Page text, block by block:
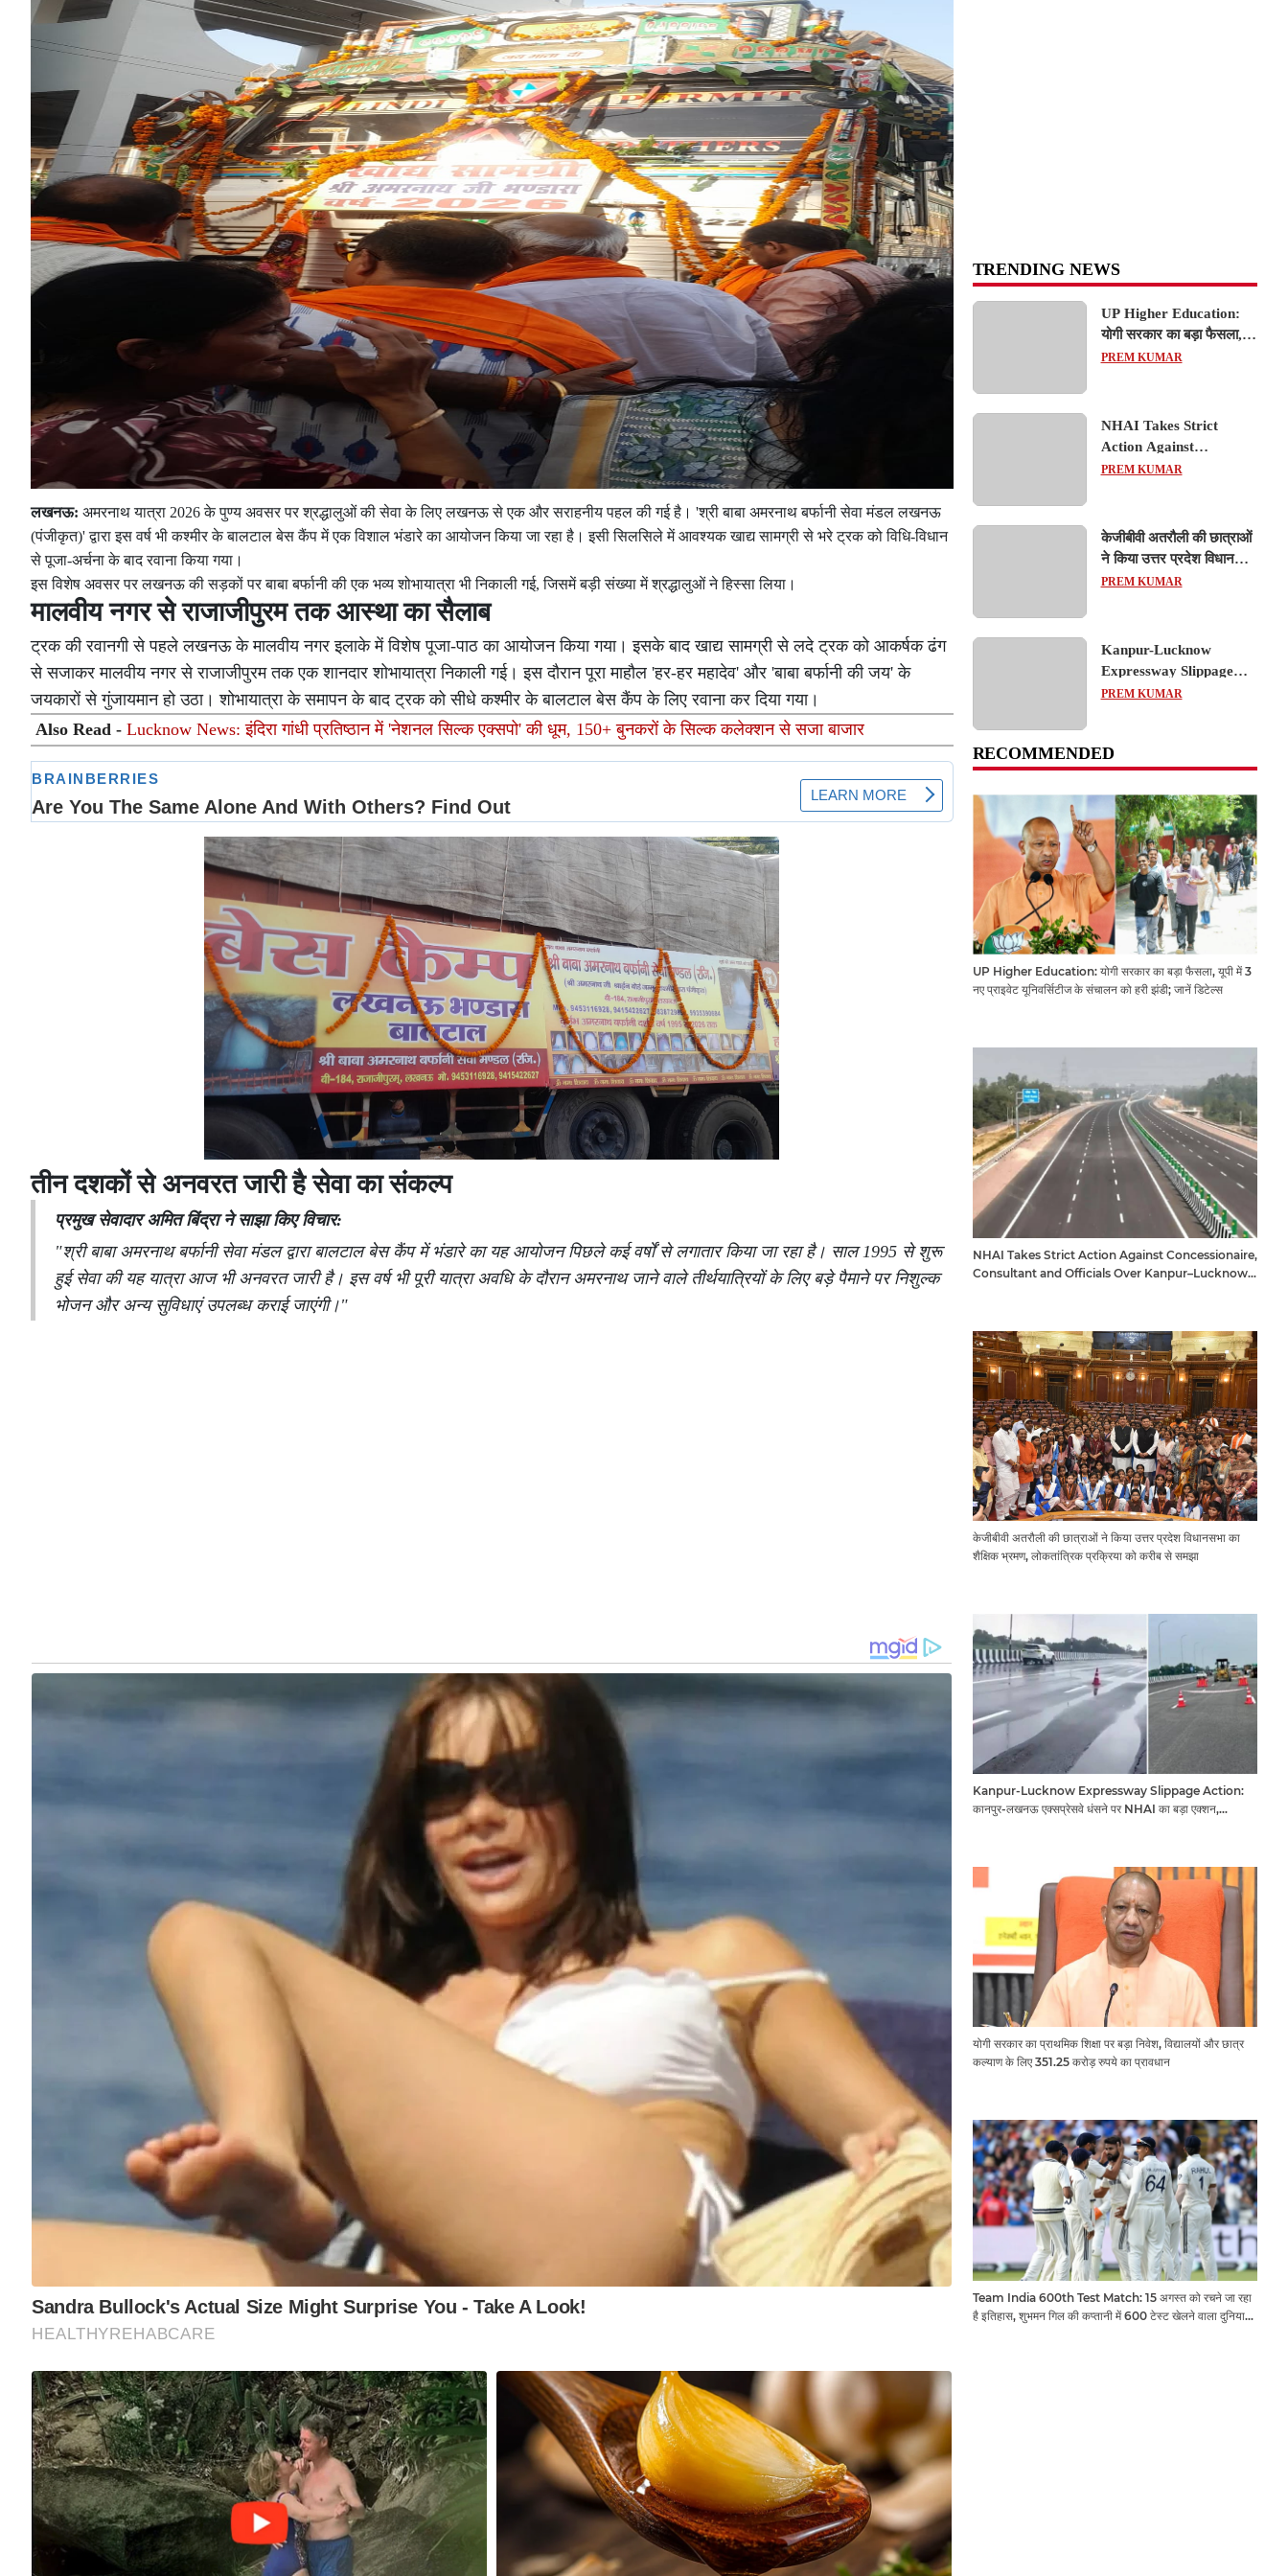
लखनऊ: अमरनाथ यात्रा 2026 के पुण्य अवसर पर श्रद्धालुओं की सेवा के लिए लखनऊ से एक और सराहनीय पहल की गई है। 'श्री बाबा अमरनाथ बर्फानी सेवा मंडल लखनऊ
(पंजीकृत)' द्वारा इस वर्ष भी कश्मीर के बालटाल बेस कैंप में एक विशाल भंडारे का आयोजन किया जा रहा है। इसी सिलसिले में आवश्यक खाद्य सामग्री से भरे ट्रक को विधि-विधान
से पूजा-अर्चना के बाद रवाना किया गया।
इस विशेष अवसर पर लखनऊ की सड़कों पर बाबा बर्फानी की एक भव्य शोभायात्रा भी निकाली गई, जिसमें बड़ी संख्या में श्रद्धालुओं ने हिस्सा लिया।
मालवीय नगर से राजाजीपुरम तक आस्था का सैलाब
ट्रक की रवानगी से पहले लखनऊ के मालवीय नगर इलाके में विशेष पूजा-पाठ का आयोजन किया गया। इसके बाद खाद्य सामग्री से लदे ट्रक को आकर्षक ढंग
से सजाकर मालवीय नगर से राजाजीपुरम तक एक शानदार शोभायात्रा निकाली गई। इस दौरान पूरा माहौल 'हर-हर महादेव' और 'बाबा बर्फानी की जय' के
जयकारों से गुंजायमान हो उठा। शोभायात्रा के समापन के बाद ट्रक को सीधे कश्मीर के बालटाल बेस कैंप के लिए रवाना कर दिया गया।
Also Read - Lucknow News: इंदिरा गांधी प्रतिष्ठान में 'नेशनल सिल्क एक्सपो' की धूम, 150+ बुनकरों के सिल्क कलेक्शन से सजा बाजार
तीन दशकों से अनवरत जारी है सेवा का संकल्प
प्रमुख सेवादार अमित बिंद्रा ने साझा किए विचार:
"श्री बाबा अमरनाथ बर्फानी सेवा मंडल द्वारा बालटाल बेस कैंप में भंडारे का यह आयोजन पिछले कई वर्षों से लगातार किया जा रहा है। साल 1995 से शुरू
हुई सेवा की यह यात्रा आज भी अनवरत जारी है। इस वर्ष भी पूरी यात्रा अवधि के दौरान अमरनाथ जाने वाले तीर्थयात्रियों के लिए बड़े पैमाने पर निशुल्क
भोजन और अन्य सुविधाएं उपलब्ध कराई जाएंगी।"
TRENDING NEWS
UP Higher Education:
योगी सरकार का बड़ा फैसला,
यूपी में 3 नए प्राइवेट
PREM KUMAR
NHAI Takes Strict
Action Against
Concessionaire,
Expressway Issues
PREM KUMAR
केजीबीवी अतरौली की छात्राओं
ने किया उत्तर प्रदेश विधानसभा
का शैक्षिक भ्रमण, लोकतांत्रिक
PREM KUMAR
Kanpur-Lucknow
Expressway Slippage
Action: कानपुर-लखनऊ
और कंपनियों पर गिरी गाज,
PREM KUMAR
RECOMMENDED
UP Higher Education: योगी सरकार का बड़ा फैसला, यूपी में 3
नए प्राइवेट यूनिवर्सिटीज के संचालन को हरी झंडी; जानें डिटेल्स
NHAI Takes Strict Action Against Concessionaire,
Consultant and Officials Over Kanpur–Lucknow
केजीबीवी अतरौली की छात्राओं ने किया उत्तर प्रदेश विधानसभा का
शैक्षिक भ्रमण, लोकतांत्रिक प्रक्रिया को करीब से समझा
Kanpur-Lucknow Expressway Slippage Action:
कानपुर-लखनऊ एक्सप्रेसवे धंसने पर NHAI का बड़ा एक्शन,
योगी सरकार का प्राथमिक शिक्षा पर बड़ा निवेश, विद्यालयों और छात्र
कल्याण के लिए 351.25 करोड़ रुपये का प्रावधान
Team India 600th Test Match: 15 अगस्त को रचने जा रहा
है इतिहास, शुभमन गिल की कप्तानी में 600 टेस्ट खेलने वाला दुनिया